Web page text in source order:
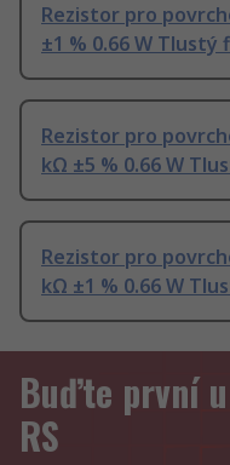
Rezistor pro
±1 % 0.66 W Tlustý
Rezistor pro
kΩ ±5 % 0.66 W
Rezistor pro
kΩ ±1 % 0.66 W
Buďte první
RS